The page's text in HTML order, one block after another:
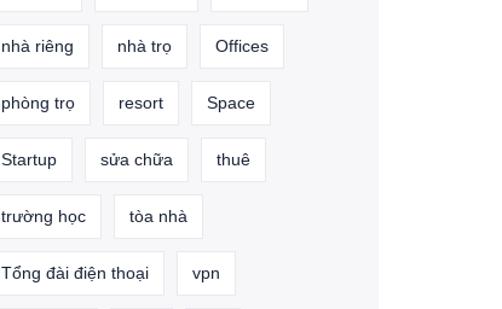
nhà riêng nhà trọ Offices
phòng trọ resort Space
Startup sửa chữa thuê
trường học tòa nhà
Tổng đài điện thoại vpn